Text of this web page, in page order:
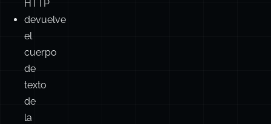
HTTP
devuelve
el
cuerpo
de
texto
de
la